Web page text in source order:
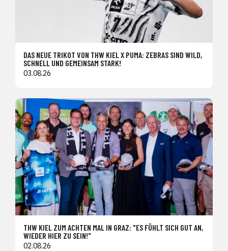
DAS NEUE TRIKOT VON THW KIEL X PUMA: ZEBRAS SIND WILD,
SCHNELL UND GEMEINSAM STARK!
03.08.26
THW KIEL ZUM ACHTEN MAL IN GRAZ: "ES FÜHLT SICH GUT AN,
WIEDER HIER ZU SEIN!"
02.08.26